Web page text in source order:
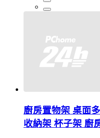
廚房置物架 桌面
收納架 杯子架 廚